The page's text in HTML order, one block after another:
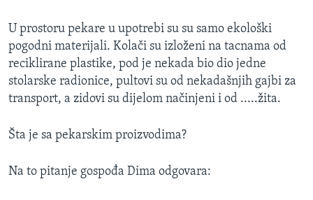
U prostoru pekare u upotrebi su su samo ekološki
pogodni materijali. Kolači su izloženi na tacnama od
reciklirane plastike, pod je nekada bio dio jedne
stolarske radionice, pultovi su od nekadašnjih gajbi za
transport, a zidovi su dijelom načinjeni i od .....žita.
Šta je sa pekarskim proizvodima?
Na to pitanje gospođa Dima odgovara: